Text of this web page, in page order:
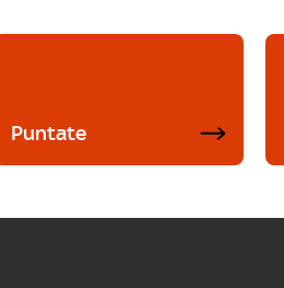
Puntate